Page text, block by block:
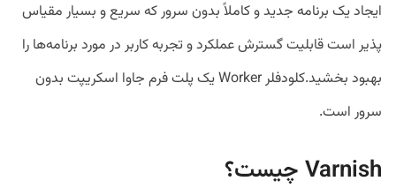
ایجاد یک برنامه جدید و کاملاً بدون سرور که سریع و بسیار مقیاس
پذیر است قابلیت گسترش عملکرد و تجربه کاربر در مورد برنامه‌ها را
بهبود بخشید.کلودفلر Worker یک پلت فرم جاوا اسکریپت بدون
سرور است.
Varnish چیست؟